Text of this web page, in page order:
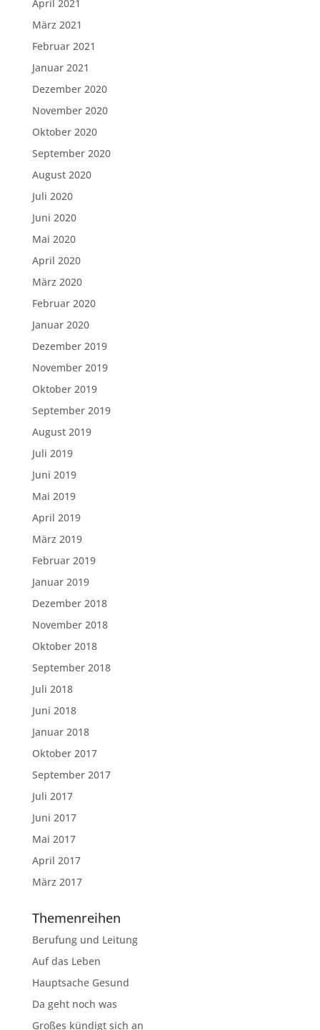
April 2021
März 2021
Februar 2021
Januar 2021
Dezember 2020
November 2020
Oktober 2020
September 2020
August 2020
Juli 2020
Juni 2020
Mai 2020
April 2020
März 2020
Februar 2020
Januar 2020
Dezember 2019
November 2019
Oktober 2019
September 2019
August 2019
Juli 2019
Juni 2019
Mai 2019
April 2019
März 2019
Februar 2019
Januar 2019
Dezember 2018
November 2018
Oktober 2018
September 2018
Juli 2018
Juni 2018
Januar 2018
Oktober 2017
September 2017
Juli 2017
Juni 2017
Mai 2017
April 2017
März 2017
Themenreihen
Berufung und Leitung
Auf das Leben
Hauptsache Gesund
Da geht noch was
Großes kündigt sich an